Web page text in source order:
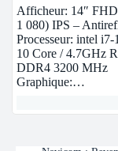
Ram | Nvidia
GB SSD
Afficheur: 14″
1 080) IPS –
Processeur: intel
10 Core / 4.7GHz
DDR4 3200 MHz
Graphique:…